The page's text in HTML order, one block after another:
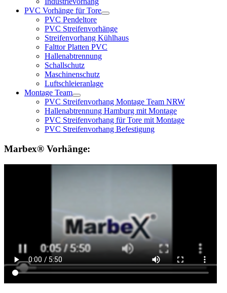
PVC Vorhänge für Tore
PVC Pendeltore
PVC Streifenvorhänge
Streifenvorhang Kühlhaus
Falttor Platten PVC
Hallenabtrennung
Schallschutz
Maschinenschutz
Luftschleieranlage
Montage Team
PVC Streifenvorhang Montage Team NRW
Hallenabtrennung Hamburg mit Montage
PVC Streifenvorhang für Tore mit Montage
PVC Streifenvorhang Befestigung
Marbex® Vorhänge: